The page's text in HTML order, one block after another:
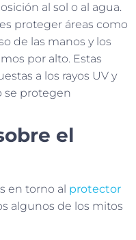
al sol o al agua.
proteger áreas como
de las manos y los
por alto. Estas
a los rayos UV y
se protegen
el
en torno al protector
algunos de los mitos